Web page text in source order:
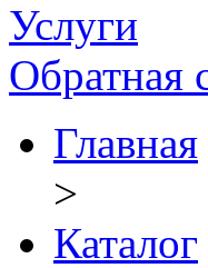
Услуги
Обратная
Главная
>
Каталог